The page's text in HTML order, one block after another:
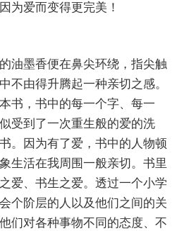
为爱而变得更完美！
油墨香便在鼻尖环绕，指尖触
不由得升腾起一种亲切之感。
书，书中的每一个字、每一
受到了一次重生般的爱的洗
。因为有了爱，书中的人物顿
生活在我周围一般亲切。书里
爱、书生之爱。透过一个小学
个阶层的人以及他们之间的关
们对各种事物不同的态度、不